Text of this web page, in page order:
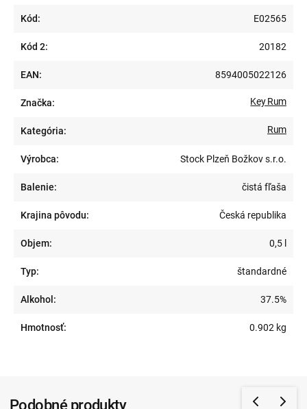
Kód: E02565
Kód 2: 20182
EAN: 8594005022126
Značka: Key Rum
Kategória: Rum
Výrobca: Stock Plzeň Božkov s.r.o.
Balenie: čistá fľaša
Krajina pôvodu: Česká republika
Objem: 0,5 l
Typ: štandardné
Alkohol: 37.5%
Hmotnosť: 0.902 kg
Podobné produkty